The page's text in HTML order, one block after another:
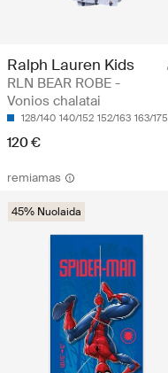
Ralph Lauren Kids
RLN BEAR ROBE -
Vonios chalatai
128/140 140/152 152/163 163/175
120 €
remiamas
45% Nuolaida